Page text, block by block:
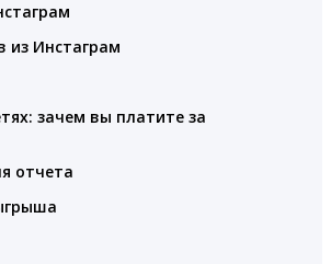
из Инстаграм
зачем вы платите за
отчета